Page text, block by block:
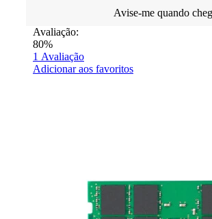
Avise-me quando
Avaliação:
80%
1 Avaliação
Adicionar aos favoritos